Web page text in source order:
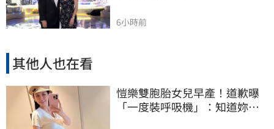
6小時前
其他人也在看
愷樂雙胞胎女兒早產！道歉曝
「一度裝呼吸機」：知道妳們